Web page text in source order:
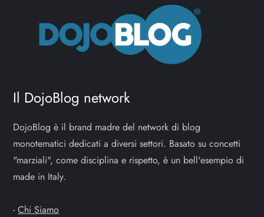
Il DojoBlog network
DojoBlog è il brand madre del network di blog
monotematici dedicati a diversi settori. Basato su concetti
"marziali", come disciplina e rispetto, è un bell'esempio di
made in Italy.
-Chi Siamo